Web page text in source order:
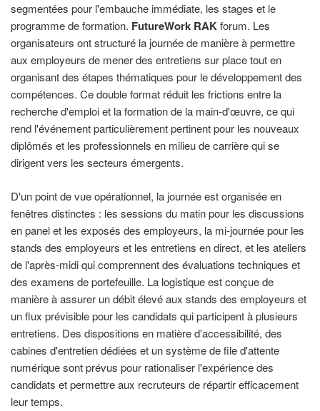
segmentées pour l'embauche immédiate, les stages et le
programme de formation. FutureWork RAKforum. Les
organisateurs ont structuré la journée de manière à permettre
aux employeurs de mener des entretiens sur place tout en
organisant des étapes thématiques pour le développement des
compétences. Ce double format réduit les frictions entre la
recherche d'emploi et la formation de la main-d'œuvre, ce qui
rend l'événement particulièrement pertinent pour les nouveaux
diplômés et les professionnels en milieu de carrière qui se
dirigent vers les secteurs émergents.
D'un point de vue opérationnel, la journée est organisée en
fenêtres distinctes : les sessions du matin pour les discussions
en panel et les exposés des employeurs, la mi-journée pour les
stands des employeurs et les entretiens en direct, et les ateliers
de l'après-midi qui comprennent des évaluations techniques et
des examens de portefeuille. La logistique est conçue de
manière à assurer un débit élevé aux stands des employeurs et
un flux prévisible pour les candidats qui participent à plusieurs
entretiens. Des dispositions en matière d'accessibilité, des
cabines d'entretien dédiées et un système de file d'attente
numérique sont prévus pour rationaliser l'expérience des
candidats et permettre aux recruteurs de répartir efficacement
leur temps.